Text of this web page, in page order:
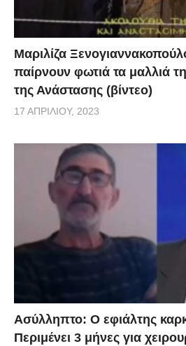
Μαριλίζα
παίρνουν φωτιά τα μαλλιά
της Ανάστασης (βίντεο)
17 ΑΠΡΙΛΊΟΥ, 2023
Ασύλληπτο: Ο εφιάλτης
Περιμένει 3 μήνες για